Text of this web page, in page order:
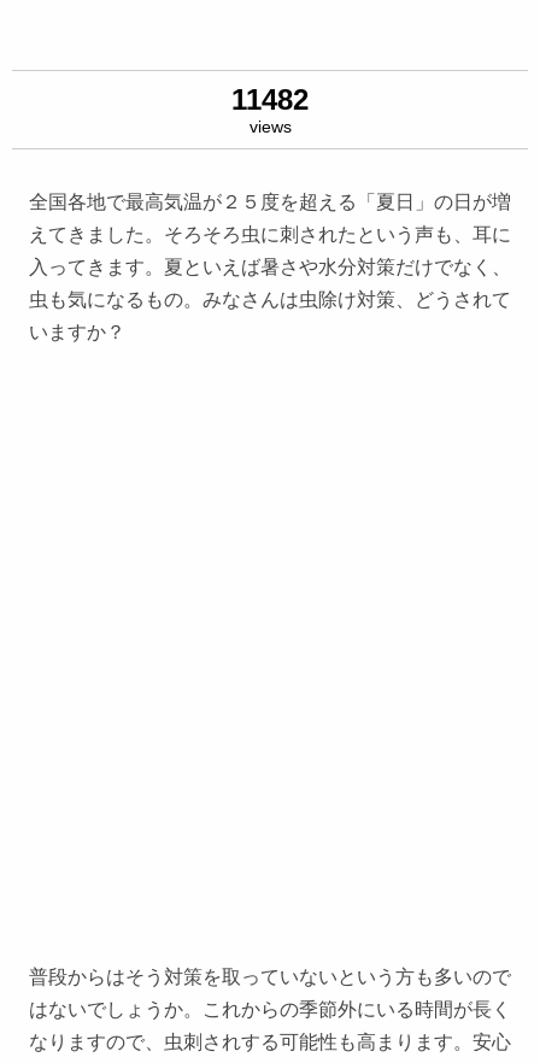
11482
views
全国各地で最高気温が２５度を超える「夏日」の日が増
えてきました。そろそろ虫に刺されたという声も、耳に
入ってきます。夏といえば暑さや水分対策だけでなく、
虫も気になるもの。みなさんは虫除け対策、どうされて
いますか？
普段からはそう対策を取っていないという方も多いので
はないでしょうか。これからの季節外にいる時間が長く
なりますので、虫刺されする可能性も高まります。安心